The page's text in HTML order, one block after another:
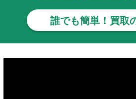
誰でも簡単！買取